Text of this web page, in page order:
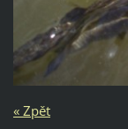
« Zpět